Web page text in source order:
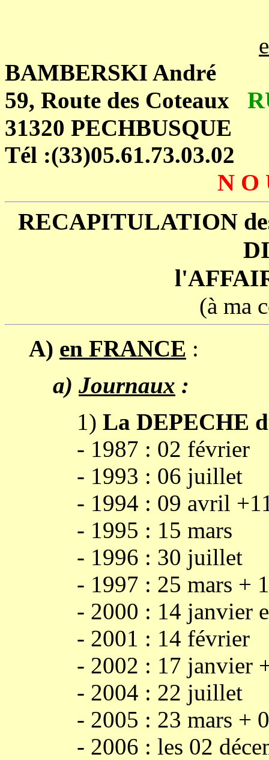
BAMBERSKI André
59, Route des Coteaux
31320 PECHBUSQUE
Tél :(33)05.61.73.03.02
N O
RECAPITULATION
(à ma
A) en FRANCE :
a) Journaux :
1) La DEPECHE
- 1987 : 02 février
- 1993 : 06 juillet
- 1994 : 09 avril +11
- 1995 : 15 mars
- 1996 : 30 juillet
- 1997 : 25 mars +
- 2000 : 14 janvier
- 2001 : 14 février
- 2002 : 17 janvier +
- 2004 : 22 juillet
- 2005 : 23 mars +
- 2006 : les 02